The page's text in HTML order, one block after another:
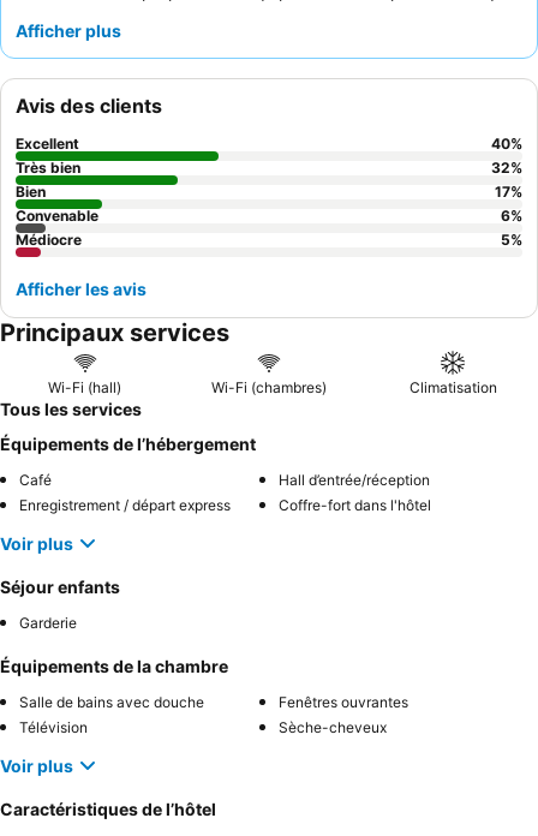
qu'une connexion Wi-Fi fiable et une climatisation efficace. Les
exceptionnels
recommandations locales. Pour une expérience vraiment unique,
pensez à demander une chambre avec vue afin de vous
immerger pleinement dans l'atmosphère vénitienne.
Afficher plus
Avis des clients
Excellent 40%
Très bien
32%
Bien
17%
Convenable
6%
Médiocre
5%
Afficher les avis
Principaux services
Wi-Fi (hall) Wi-Fi (chambres) Climatisation
Tous les services
Équipements de l’hébergement
Café
Hall d’entrée/réception
Enregistrement / départ express
Coffre-fort dans l'hôtel
Voir plus
Séjour enfants
Garderie
Équipements de la chambre
Salle de bains avec douche
Fenêtres ouvrantes
Télévision
Sèche-cheveux
Voir plus
Caractéristiques de l’hôtel